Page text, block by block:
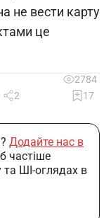
не вести карту
це
2784
2
17
Додайте нас в
частіше
ШІ-оглядах в